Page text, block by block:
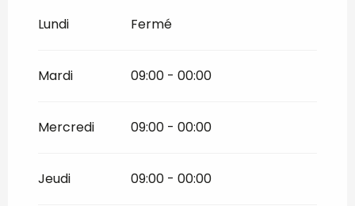
1 janvier 2026 30 juin 2026
Lundi Fermé
Mardi 09:00 - 00:00
Mercredi 09:00 - 00:00
Jeudi 09:00 - 00:00